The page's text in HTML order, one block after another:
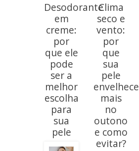
Desodorante
em
creme:
por
que ele
pode
ser a
melhor
escolha
para
sua
pele
Clima
seco e
vento:
por
que
sua
pele
envelhece
mais
no
outono
e como
evitar?